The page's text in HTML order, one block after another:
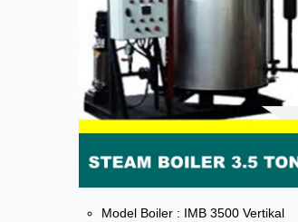
Model Boiler : IMB 3500 Vertikal